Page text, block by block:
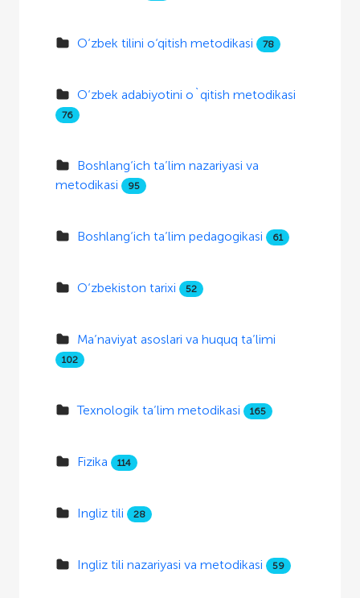
O‘zbek tilini o‘qitish metodikasi 78
O‘zbek adabiyotini o`qitish metodikasi
76
Boshlang‘ich ta’lim nazariyasi va
metodikasi
95
Boshlang‘ich ta’lim pedagogikasi 61
O‘zbekiston tarixi 52
Ma’naviyat asoslari va huquq ta’limi
102
Texnologik ta’lim metodikasi 165
Fizika 114
Ingliz tili 28
Ingliz tili nazariyasi va metodikasi 59